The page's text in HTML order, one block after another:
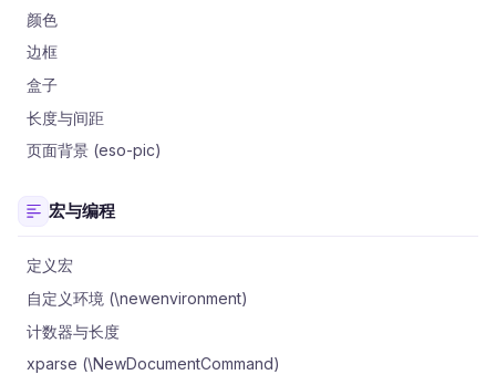
颜色
边框
盒子
长度与间距
页面背景 (eso-pic)
宏与编程
定义宏
自定义环境 (\newenvironment)
计数器与长度
xparse (\NewDocumentCommand)